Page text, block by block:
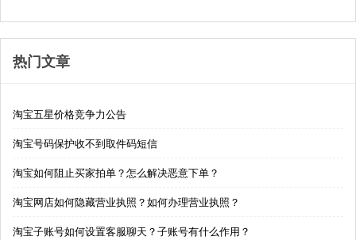
热门文章
淘宝五星价格竞争力公告
淘宝号码保护收不到取件码短信
淘宝如何阻止买家拍单？怎么解决恶意下单？
淘宝网店如何隐藏营业执照？如何办理营业执照？
淘宝子账号如何设置客服聊天？子账号有什么作用？